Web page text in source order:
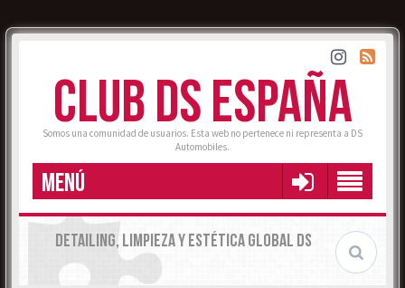
CLUB DS ESPAÑA
Somos una comunidad de usuarios. Esta web no pertenece ni representa a DS
Automobiles.
MENÚ
DETAILING, LIMPIEZA Y ESTÉTICA GLOBAL DS